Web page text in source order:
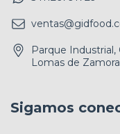
Parque Industrial,
Lomas de
Sigamos